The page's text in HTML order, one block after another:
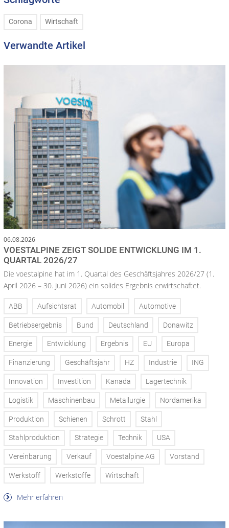
Corona Wirtschaft
Verwandte Artikel
06.08.2026
VOESTALPINE ZEIGT SOLIDE ENTWICKLUNG IM 1.
QUARTAL 2026/27
Die voestalpine hat im 1. Quartal des Geschäftsjahres 2026/27 (1.
April 2026 – 30. Juni 2026) ein solides Ergebnis erwirtschaftet.
ABB Aufsichtsrat Automobil Automotive
Betriebsergebnis Bund Deutschland Donawitz
Energie Entwicklung Ergebnis EU Europa
Finanzierung Geschäftsjahr HZ Industrie ING
Innovation Investition Kanada Lagertechnik
Logistik Maschinenbau Metallurgie Nordamerika
Produktion Schienen Schrott Stahl
Stahlproduktion Strategie Technik USA
Vereinbarung Verkauf Voestalpine AG Vorstand
Werkstoff Werkstoffe Wirtschaft
Mehr erfahren